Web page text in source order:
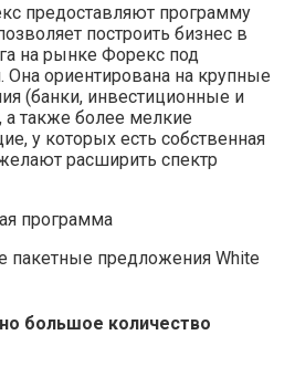
предоставляют программу
построить бизнес в
на рынке Форекс под
ориентирована на крупные
(банки, инвестиционные и
а также более мелкие
у которых есть собственная
расширить спектр
пакетные предложения White
большое количество